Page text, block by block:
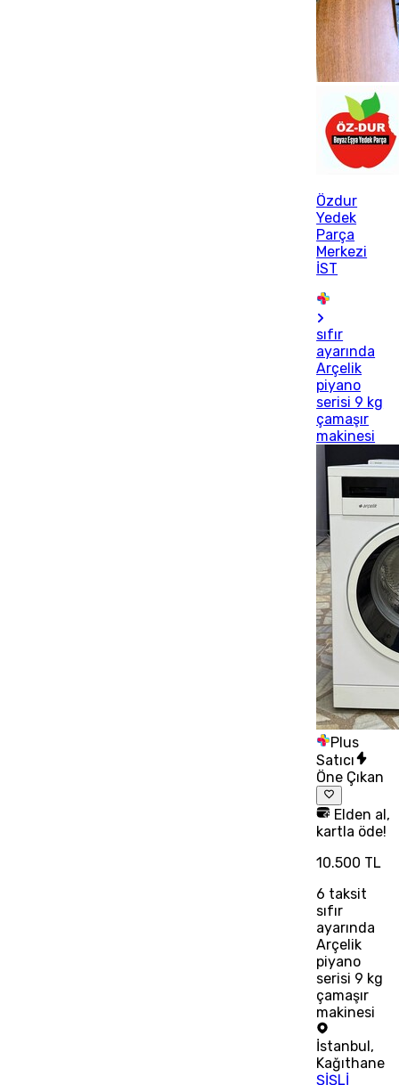
Özdur
Yedek
Parça
Merkezi
İST
sıfır
ayarında
Arçelik
piyano
serisi 9 kg
çamaşır
makinesi
Plus
Satıcı
Öne Çıkan
Elden al,
kartla öde!
10.500 TL
6 taksit
sıfır
ayarında
Arçelik
piyano
serisi 9 kg
çamaşır
makinesi
İstanbul ,
Kağıthane
ŞİŞLİ